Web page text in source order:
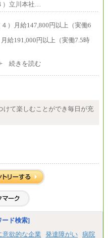
）立川本社…
４）月給147,800円以上（実働6
円以上（実働7.5時
以上（実働7.5時間）
以上（実働6時間）
4.5時間）
当 37円
続きを読む
けて楽しむことができ毎日が充
ード検索]
意欲的な企業 発達障がい 病院